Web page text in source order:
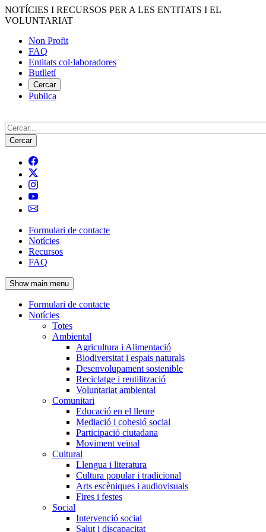
Vés
al
NOTÍCIES I RECURSOS PER A LES ENTITATS I EL
VOLUNTARIAT
Menú
del
compte
d'usuari
Non Profit
FAQ
Entitats col·laboradores
Butlletí
Cercar
Publica
Cerca
Navegació
principal
de
l'encapçalament
Formulari de contacte
Notícies
Recursos
FAQ
Show main menu
Navegació
principal
Formulari de contacte
Notícies
Totes
Ambiental
Agricultura i Alimentació
Biodiversitat i espais naturals
Desenvolupament sostenible
Reciclatge i reutilització
Voluntariat ambiental
Comunitari
Educació en el lleure
Mediació i cohesió social
Participació ciutadana
Moviment veïnal
Cultural
Llengua i literatura
Cultura popular i tradicional
Arts escèniques i audiovisuals
Fires i festes
Social
Intervenció social
Salut i discapacitat